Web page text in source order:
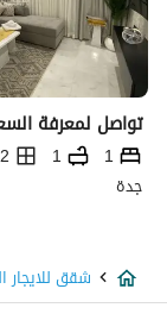
تواصل لمعرفة
1
1
جدة
شقق